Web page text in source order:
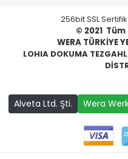
256bit SSL
© 2021 Tüm
WERA TÜRKİYE
LOHIA DOKUMA
Alveta Ltd. Şti. Wera